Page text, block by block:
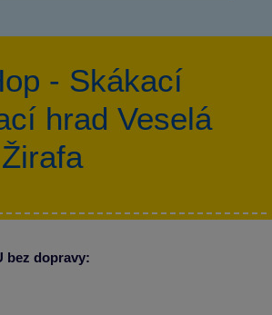
- Skákací
hrad Veselá
bez dopravy: